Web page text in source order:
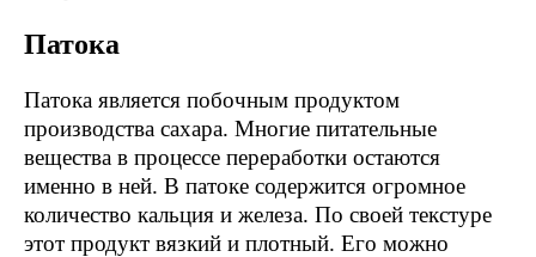
Патока
Патока является побочным продуктом
производства сахара. Многие питательные
вещества в процессе переработки остаются
именно в ней. В патоке содержится огромное
количество кальция и железа. По своей текстуре
этот продукт вязкий и плотный. Его можно